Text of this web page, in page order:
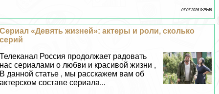
07 07 2026 0:25:46
Сериал «Девять жизней»: актеры и роли, сколько
серий
Телеканал Россия продолжает радовать
нас сериалами о любви и красивой жизни ,
В данной статье , мы расскажем вам об
актерском составе сериала...